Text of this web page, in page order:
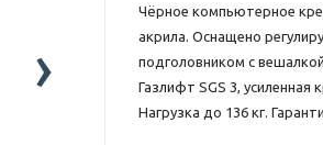
›
Чёрное компьютерное
акрила. Оснащено
подголовником с
Газлифт SGS 3, усиленная
Нагрузка до 136 кг.